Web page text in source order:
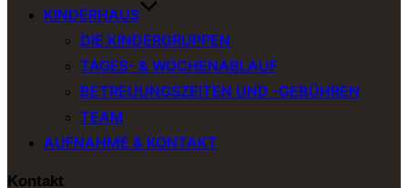
KINDERHAUS
DIE KINDERGRUPPEN
TAGES- & WOCHENABLAUF
BETREUUNGSZEITEN UND -GEBÜHREN
TEAM
AUFNAHME & KONTAKT
Kontakt